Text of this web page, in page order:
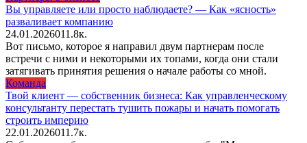
Вы управляете или просто наблюдаете? — Как «ясность»
разваливает компанию
24.01.2026011.8к.
Вот письмо, которое я направил двум партнерам после
встречи с ними и некоторыми их топами, когда они стали
затягивать принятия решения о начале работы со мной.
Команда
Твой клиент — собственник бизнеса: Как управленческому
консультанту перестать тушить пожары и начать помогать
строить империю
22.01.2026011.7к.